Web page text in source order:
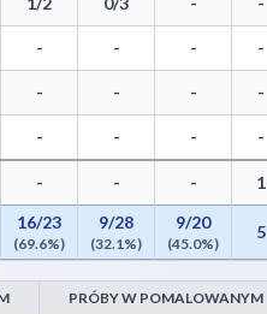
- - - -
- - - -
- - - -
- - - 1
16/23
(69.6%)
9/28
(32.1%)
9/20
(45.0%)
5
PRÓBY W POMALOWANYM